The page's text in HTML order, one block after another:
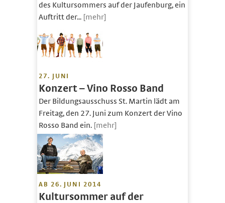
des Kultursommers auf der Jaufenburg, ein
Auftritt der... [mehr]
27. JUNI
Konzert – Vino Rosso Band
Der Bildungsausschuss St. Martin lädt am
Freitag, den 27. Juni zum Konzert der Vino
Rosso Band ein. [mehr]
AB 26. JUNI 2014
Kultursommer auf der